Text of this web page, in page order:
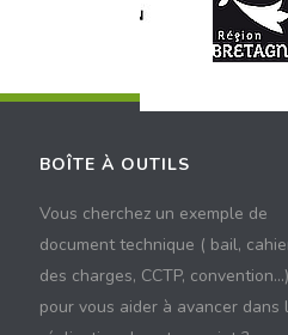
BOÎTE À OUTILS
Vous cherchez un exemple de
document technique ( bail,
des charges, CCTP, convention...)
pour vous aider à avancer dans